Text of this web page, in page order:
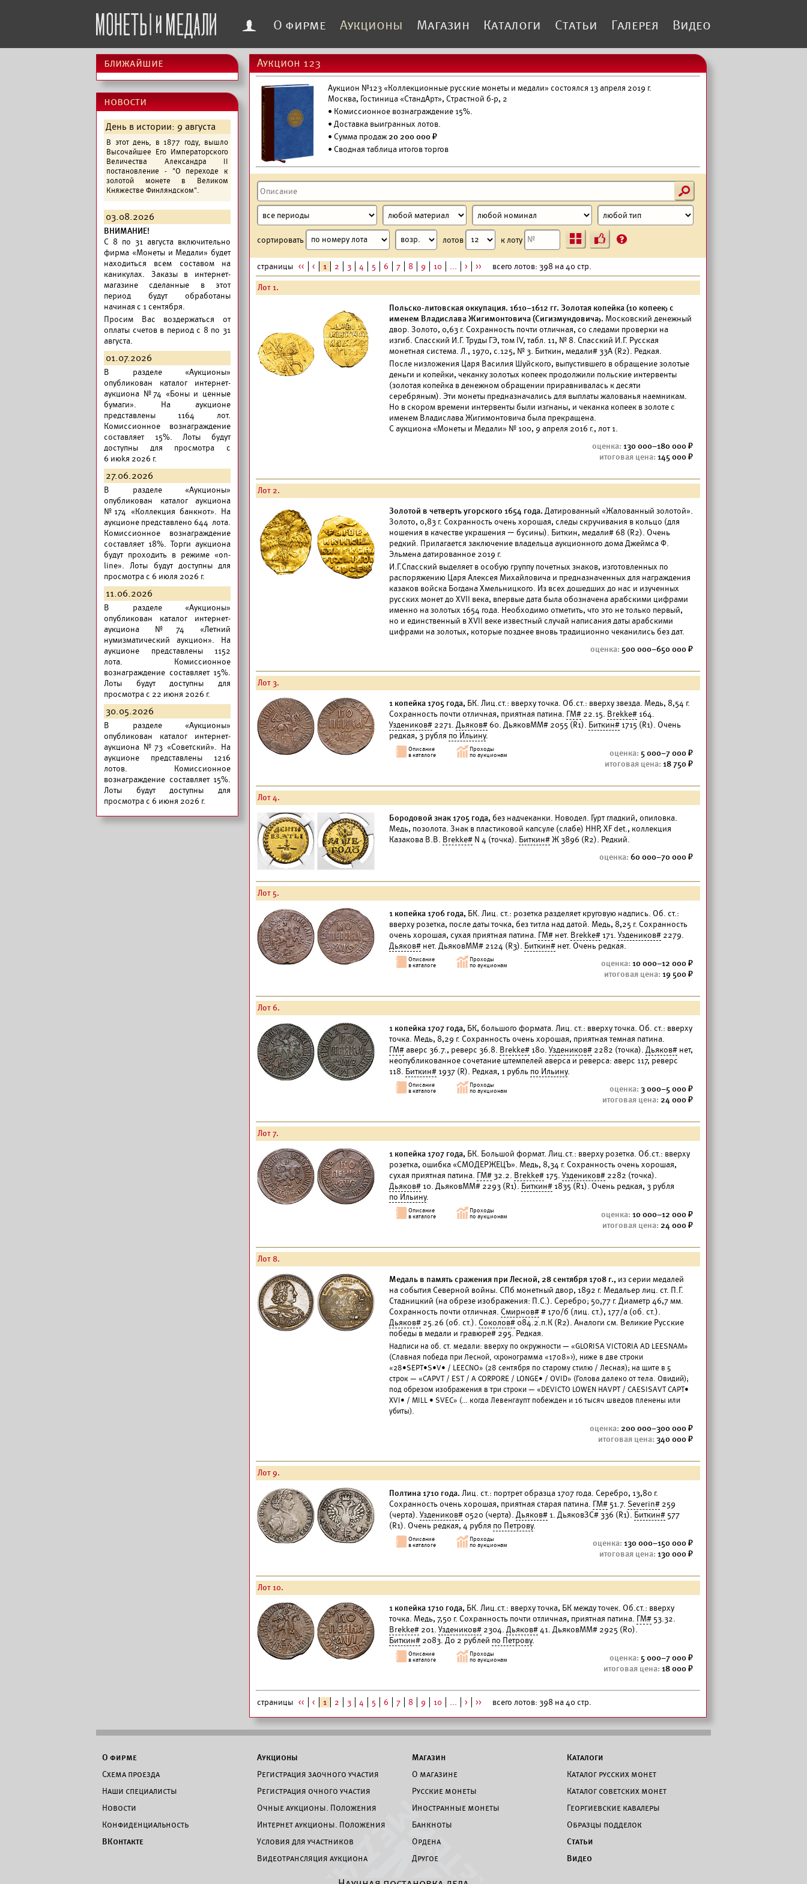
f О фирме Аукционы Магазин Каталоги Статьи Галерея Видео
ближайшие
новости
День в истории: 9 августа
В этот день, в 1877 году, вышло
Высочайшее Его Императорского
Величества Александра II
постановление - "О переходе к
золотой монете в Великом
Княжестве Финляндском".
03.08.2026
ВНИМАНИЕ!
C 8 по 31 августа включительно
фирма «Монеты и Медали» будет
находиться всем составом на
каникулах. Заказы в интернет-
магазине сделанные в этот
период будут обработаны
начиная с 1 сентября.
Просим Вас воздержаться от
оплаты счетов в период с 8 по 31
августа.
01.07.2026
В разделе «Аукционы»
опубликован каталог интернет-
аукциона №74 «Боны и ценные
бумаги». На аукционе
представлены 1164 лот.
Комиссионное вознаграждение
составляет 15%. Лоты будут
доступны для просмотра с
6 июkя 2026 г.
27.06.2026
В разделе «Аукционы»
опубликован каталог аукциона
№174 «Коллекция банкнот». На
аукционе представлено 644 лота.
Комиссионное вознаграждение
составляет 18%. Торги аукциона
будут проходить в режиме «on-
line». Лоты будут доступны для
просмотра с 6 июля 2026 г.
11.06.2026
В разделе «Аукционы»
опубликован каталог интернет-
аукциона №74 «Летний
нумизматический аукцион». На
аукционе представлены 1152
лота. Комиссионное
вознаграждение составляет 15%.
Лоты будут доступны для
просмотра с 22 июня 2026 г.
30.05.2026
В разделе «Аукционы»
опубликован каталог интернет-
аукциона №73 «Советский». На
аукционе представлены 1216
лотов. Комиссионное
вознаграждение составляет 15%.
Лоты будут доступны для
просмотра с 6 июня 2026 г.
Аукцион 123
Аукцион №123 «Коллекционные русские монеты и медали» состоялся 13 апреля 2019 г.
Москва, Гостиница «СтандАрт», Страстной б-р, 2
• Комиссионное вознаграждение 15%.
• Доставка выигранных лотов.
• Сумма продаж 20 200 000 ₽
• Сводная таблица итогов торгов
s
сортировать лотов к лоту Ъ ?
страницы << < 1 2 3 4 5 6 7 8 9 10 ... > >> всего лотов: 398 на 40 стр.
Лот 1.
Польско-литовская оккупация. 1610–1612 гг. Золотая копейка (10 копеек) с
именем Владислава Жигимонтовича (Сигизмундовича). Московский денежный
двор. Золото, 0,63 г. Сохранность почти отличная, со следами проверки на
изгиб. Спасский И.Г. Труды ГЭ, том IV, табл. 11, № 8. Спасский И.Г. Русская
монетная система. Л., 1970, с.125, № 3. Биткин, медали# 33А (R2). Редкая.
После низложения Царя Василия Шуйского, выпустившего в обращение золотые
деньги и копейки, чеканку золотых копеек продолжили польские интервенты
(золотая копейка в денежном обращении приравнивалась к десяти
серебряным). Эти монеты предназначались для выплаты жалованья наемникам.
Но в скором времени интервенты были изгнаны, и чеканка копеек в золоте с
именем Владислава Жигимонтовича была прекращена.
С аукциона «Монеты и Медали» № 100, 9 апреля 2016 г., лот 1.
130 000–180 000
145 000
Лот 2.
Золотой в четверть угорского 1654 года. Датированный «Жалованный золотой».
Золото, 0,83 г. Сохранность очень хорошая, следы скручивания в кольцо (для
ношения в качестве украшения — бусины). Биткин, медали# 68 (R2). Очень
редкий. Прилагается заключение владельца аукционного дома Джеймса Ф.
Эльмена датированное 2019 г.
И.Г.Спасский выделяет в особую группу почетных знаков, изготовленных по
распоряжению Царя Алексея Михайловича и предназначенных для награждения
казаков войска Богдана Хмельницкого. Из всех дошедших до нас и изученных
русских монет до XVII века, впервые дата была обозначена арабскими цифрами
именно на золотых 1654 года. Необходимо отметить, что это не только первый,
но и единственный в XVII веке известный случай написания даты арабскими
цифрами на золотых, которые позднее вновь традиционно чеканились без дат.
500 000–650 000
Лот 3.
1 копейка 1705 года, БК. Лиц.ст.: вверху точка. Об.ст.: вверху звезда. Медь, 8,54 г.
Сохранность почти отличная, приятная патина. ГМ# 22.15. Brekke# 164.
Уздеников# 2271. Дьяков# 60. ДьяковММ# 2055 (R1). Биткин# 1715 (R1). Очень
редкая, 3 рубля по Ильину.
5 000–7 000
18 750
Лот 4.
Бородовой знак 1705 года, без надчеканки. Новодел. Гурт гладкий, опиловка.
Медь, позолота. Знак в пластиковой капсуле (слабе) ННР, XF det., коллекция
Казакова В.В. Brekke# N 4 (точка). Биткин#Ж 3896 (R2). Редкий.
60 000–70 000
Лот 5.
1 копейка 1706 года, БК. Лиц. ст.: розетка разделяет круговую надпись. Об. ст.:
вверху розетка, после даты точка, без титла над датой. Медь, 8,25 г. Сохранность
очень хорошая, сухая приятная патина. ГМ# нет. Brekke# 171. Уздеников# 2279.
Дьяков# нет. ДьяковММ# 2124 (R3). Биткин# нет. Очень редкая.
10 000–12 000
19 500
Лот 6.
1 копейка 1707 года, БК, большого формата. Лиц. ст.: вверху точка. Об. ст.: вверху
точка. Медь, 8,29 г. Сохранность очень хорошая, приятная темная патина.
ГМ# аверс 36.7., реверс 36.8. Brekke# 180. Уздеников# 2282 (точка). Дьяков# нет,
неопубликованное сочетание штемпелей аверса и реверса: аверс 117, реверс
118. Биткин# 1937 (R). Редкая, 1 рубль по Ильину.
3 000–5 000
24 000
Лот 7.
1 копейка 1707 года, БК. Большой формат. Лиц.ст.: вверху розетка. Об.ст.: вверху
розетка, ошибка «СМОДЕРЖЕЦЪ». Медь, 8,34 г. Сохранность очень хорошая,
сухая приятная патина. ГМ#32.2. Brekke# 175. Уздеников# 2282 (точка).
Дьяков# 10. ДьяковММ# 2293 (R1). Биткин# 1835 (R1). Очень редкая, 3 рубля
по Ильину.
10 000–12 000
24 000
Лот 8.
Медаль в память сражения при Лесной, 28 сентября 1708 г., из серии медалей
на события Северной войны. СПб монетный двор, 1892 г. Медальер лиц. ст. П.Г.
Стадницкий (на обрезе изображения: П.С.). Серебро; 50,77 г. Диаметр 46,7 мм.
Сохранность почти отличная. Смирнов## 170/б (лиц. ст.), 177/а (об. ст.).
Дьяков# 25.26 (об. ст.). Соколов# 084.2.п.К (R2). Аналоги см. Великие Русские
победы в медали и гравюре# 295. Редкая.
Надписи на об. ст. медали: вверху по окружности — «GLORISA VICTORIA AD LEESNAM»
(Славная победа при Лесной, <хронограмма «1708»>), ниже в две строки
«28•SEPT•S•V• / LEECNO» (28 сентября по старому стилю / Лесная); на щите в 5
строк — «CAPVT / EST / A CORPORE / LONGE• / OVID» (Голова далеко от тела. Овидий);
под обрезом изображения в три строки — «DEVICTO LOWEN HAVPT / CAESISAVT CAPT•
XVI• / MILL • SVEC» (… когда Левенгаупт побежден и 16 тысяч шведов пленены или
убиты).
200 000–300 000
340 000
Лот 9.
Полтина 1710 года. Лиц. ст.: портрет образца 1707 года. Серебро, 13,80 г.
Сохранность очень хорошая, приятная старая патина. ГМ# 51.7. Severin# 259
(черта). Уздеников# 0520 (черта). Дьяков# 1. ДьяковЗС# 336 (R1). Биткин# 577
(R1). Очень редкая, 4 рубля по Петрову.
130 000–150 000
130 000
Лот 10.
1 копейка 1710 года, БК. Лиц.ст.: вверху точка, БК между точек. Об.ст.: вверху
точка. Медь, 7,50 г. Сохранность почти отличная, приятная патина. ГМ# 53.32.
Brekke# 201. Уздеников# 2304. Дьяков#41. ДьяковММ# 2925 (R0).
Биткин# 2083. До 2 рублей по Петрову.
5 000–7 000
18 000
страницы << < 1 2 3 4 5 6 7 8 9 10 ... > >> всего лотов: 398 на 40 стр.
О фирме
Схема проезда
Наши специалисты
Новости
Конфиденциальность
ВКонтакте
Аукционы
Регистрация заочного участия
Регистрация очного участия
Очные аукционы. Положения
Интернет аукционы. Положения
Условия для участников
Видеотрансляция аукциона
Магазин
О магазине
Русские монеты
Иностранные монеты
Банкноты
Ордена
Другое
Каталоги
Каталог русских монет
Каталог советских монет
Георгиевские кавалеры
Образцы подделок
Статьи
Видео